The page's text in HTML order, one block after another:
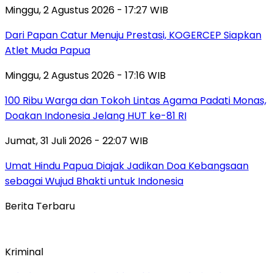
Minggu, 2 Agustus 2026 - 17:27 WIB
Dari Papan Catur Menuju Prestasi, KOGERCEP Siapkan
Atlet Muda Papua
Minggu, 2 Agustus 2026 - 17:16 WIB
100 Ribu Warga dan Tokoh Lintas Agama Padati Monas,
Doakan Indonesia Jelang HUT ke-81 RI
Jumat, 31 Juli 2026 - 22:07 WIB
Umat Hindu Papua Diajak Jadikan Doa Kebangsaan
sebagai Wujud Bhakti untuk Indonesia
Berita Terbaru
Kriminal